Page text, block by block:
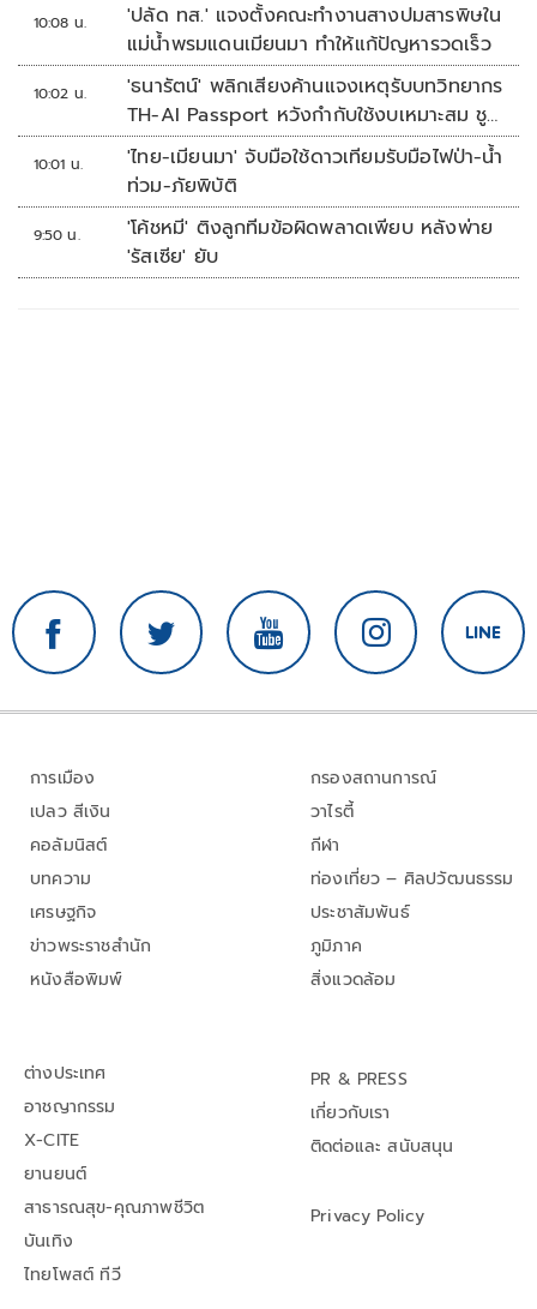
10:08 น.
'ปลัด ทส.' แจงตั้งคณะทำงานสางปมสารพิษใน
แม่น้ำพรมแดนเมียนมา ทำให้แก้ปัญหารวดเร็ว
10:02 น.
'ธนารัตน์' พลิกเสียงค้านแจงเหตุรับบทวิทยากร
TH-AI Passport หวังกำกับใช้งบเหมาะสม ชู
จุดเด่นคนไทยได้ใช้ AI ระดับโปร ลดเหลื่อมล้ำ
ทางเทคโนโลยี เซฟงบไปกว่า900ล้าน เชื่อหาก
ใช้เต็มที่เอกชนขาดทุนย่อยยับ
10:01 น.
'ไทย-เมียนมา' จับมือใช้ดาวเทียมรับมือไฟป่า-น้ำ
ท่วม-ภัยพิบัติ
9:50 น.
'โค้ชหมี' ติงลูกทีมข้อผิดพลาดเพียบ หลังพ่าย
'รัสเซีย' ยับ
การเมือง
เปลว สีเงิน
คอลัมนิสต์
บทความ
เศรษฐกิจ
ข่าวพระราชสำนัก
หนังสือพิมพ์
กรองสถานการณ์
วาไรตี้
กีฬา
ท่องเที่ยว – ศิลปวัฒนธรรม
ประชาสัมพันธ์
ภูมิภาค
สิ่งแวดล้อม
ต่างประเทศ
อาชญากรรม
X-CITE
ยานยนต์
สาธารณสุข-คุณภาพชีวิต
บันเทิง
ไทยโพสต์ ทีวี
PR & PRESS
เกี่ยวกับเรา
ติดต่อและ สนับสนุน
Privacy Policy